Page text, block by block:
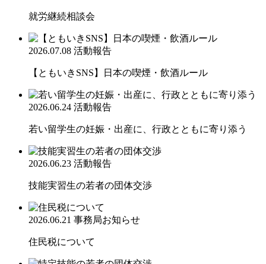
就労継続相談会
2026.07.08 活動報告
【ともいきSNS】日本の喫煙・飲酒ルール
2026.06.24 活動報告
若い留学生の妊娠・出産に、行政とともに寄り添う
2026.06.23 活動報告
技能実習生の若者の団体交渉
2026.06.21 事務局お知らせ
住民税について